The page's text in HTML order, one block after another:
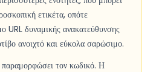
ετικέτα, οπότε
URL δυναμικής ανακατεύθυνσης
ανοιχτό και εύκολα σαρώσιμο.
τον κωδικό. Η